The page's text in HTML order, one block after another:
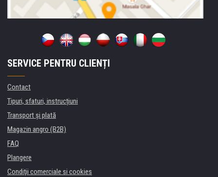
SERVICE PENTRU CLIENȚI
Contact
Tipuri, sfaturi, instrucțiuni
Transport şi plată
Magazin angro (B2B)
FAQ
Plangere
Condiţii comerciale si cookies